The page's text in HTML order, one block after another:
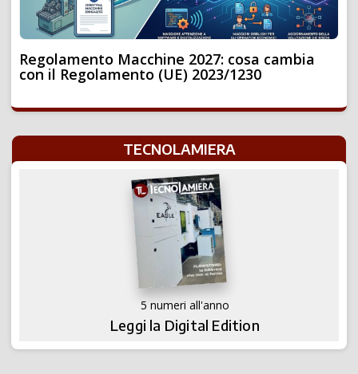
Regolamento Macchine 2027: cosa cambia
con il Regolamento (UE) 2023/1230
TECNOLAMIERA
5 numeri all'anno
Leggi la Digital Edition